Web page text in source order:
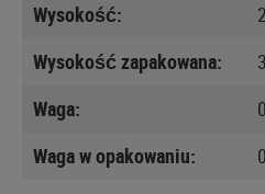
Wysokość:
Wysokość zapakowana:
Waga:
Waga w opakowaniu: